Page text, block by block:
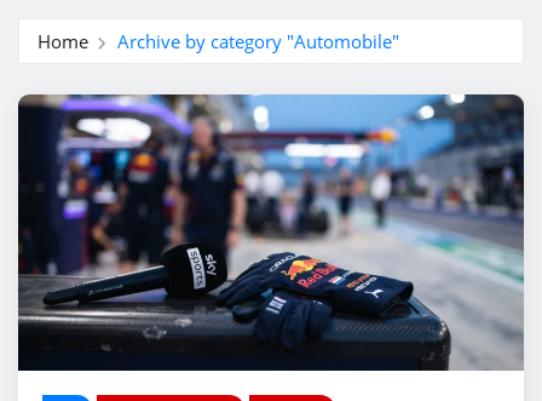
Home Archive by category "Automobile"